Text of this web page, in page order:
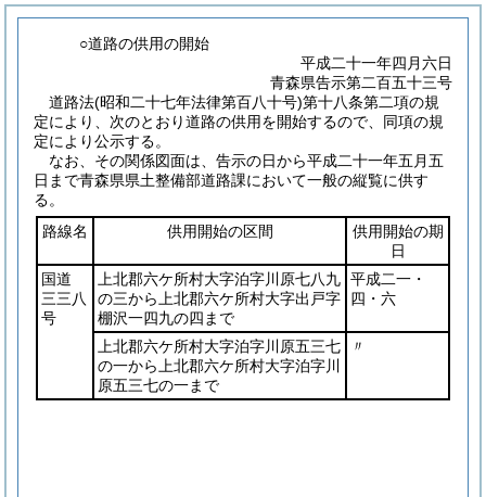
○道路の供用の開始
平成二十一年四月六日
青森県告示第二百五十三号
道路法(昭和二十七年法律第百八十号)第十八条第二項の規
定により、次のとおり道路の供用を開始するので、同項の規
定により公示する。
なお、その関係図面は、告示の日から平成二十一年五月五
日まで青森県県土整備部道路課において一般の縦覧に供す
る。
路線名
供用開始の区間
供用開始の期
日
国道
三三八
号
上北郡六ケ所村大字泊字川原七八九
の三から上北郡六ケ所村大字出戸字
棚沢一四九の四まで
平成二一・
四・六
上北郡六ケ所村大字泊字川原五三七
の一から上北郡六ケ所村大字泊字川
原五三七の一まで
〃